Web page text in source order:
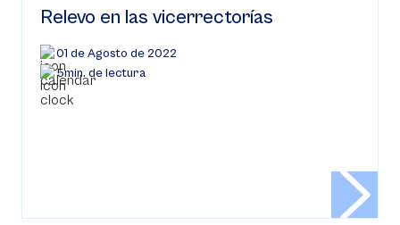
Relevo en las vicerrectorías
01 de Agosto de 2022
5min. de lectura